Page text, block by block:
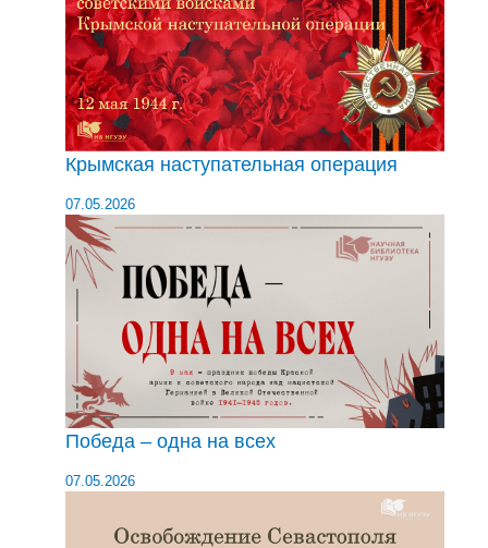
Крымская наступательная операция
07.05.2026
Победа – одна на всех
07.05.2026